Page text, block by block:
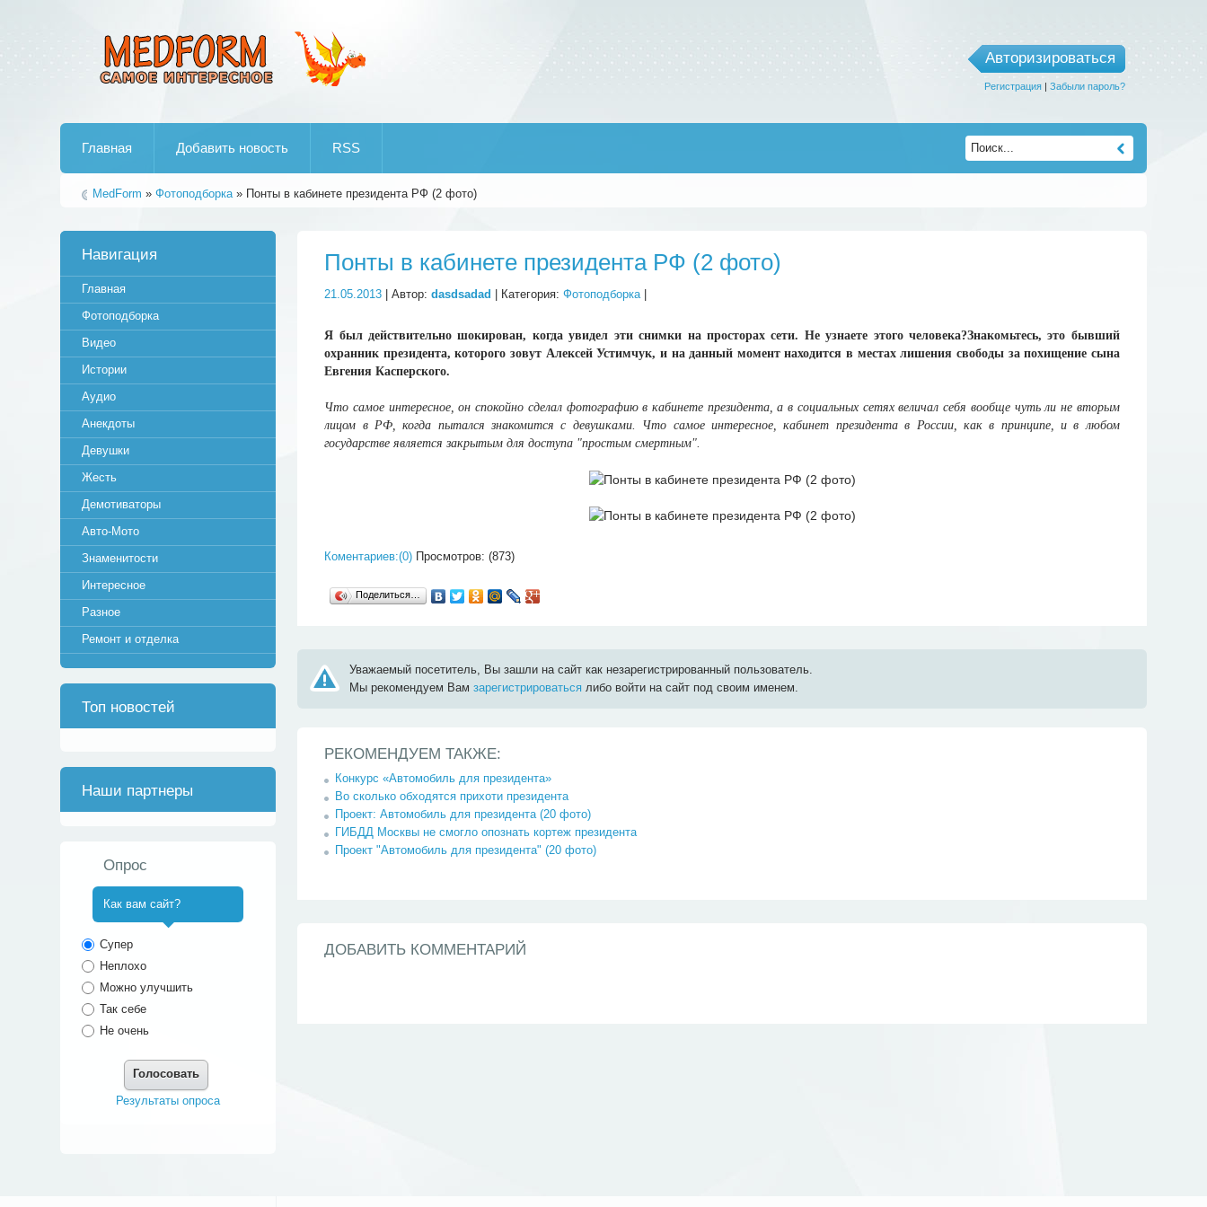
Авторизироваться
Регистрация| Забыли пароль?
Главная Добавить новость RSS
MedForm »Фотоподборка» Понты в кабинете президента РФ (2 фото)
Понты в кабинете президента РФ (2 фото)
21.05.2013 | Автор:dasdsadad | Категория:Фотоподборка|
Я был действительно шокирован, когда увидел эти снимки на просторах сети. Не узнаете этого человека?Знакомьтесь, это бывший
охранник президента, которого зовут Алексей Устимчук, и на данный момент находится в местах лишения свободы за похищение сына
Евгения Касперского.
Что самое интересное, он спокойно сделал фотографию в кабинете президента, а в социальных сетях величал себя вообще чуть ли не вторым
лицом в РФ, когда пытался знакомится с девушками. Что самое интересное, кабинет президента в России, как в принципе, и в любом
государстве является закрытым для доступа "простым смертным".
Коментариев:(0) Просмотров: (873)
Поделиться…
Уважаемый посетитель, Вы зашли на сайт как незарегистрированный пользователь.
Мы рекомендуем Вамзарегистрироваться либо войти на сайт под своим именем.
РЕКОМЕНДУЕМ ТАКЖЕ:
Конкурс «Автомобиль для президента»
Во сколько обходятся прихоти президента
Проект: Автомобиль для президента (20 фото)
ГИБДД Москвы не смогло опознать кортеж президента
Проект "Автомобиль для президента" (20 фото)
ДОБАВИТЬ КОММЕНТАРИЙ
Навигация
Главная
Фотоподборка
Видео
Истории
Аудио
Анекдоты
Девушки
Жесть
Демотиваторы
Авто-Мото
Знаменитости
Интересное
Разное
Ремонт и отделка
Топ новостей
Наши партнеры
Опрос
Как вам сайт?
Супер
Неплохо
Можно улучшить
Так себе
Не очень
Голосовать
Результаты опроса